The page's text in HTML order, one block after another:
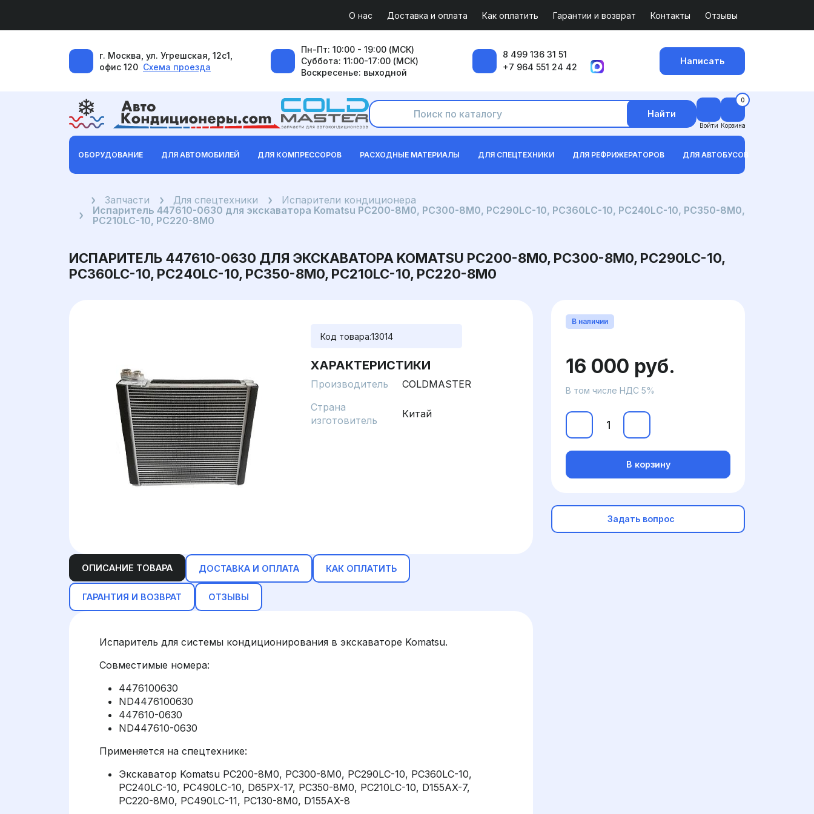
О нас Доставка и оплата Как оплатить Гарантии и возврат Контакты Отзывы
г. Москва, ул. Угрешская, 12с1,
офис 120 Схема проезда
Пн-Пт: 10:00 - 19:00 (МСК)
Суббота: 11:00-17:00 (МСК)
Воскресенье: выходной
8 499 136 31 51
+7 964 551 24 42
Написать
Найти
Войти
0
Корзина
ОБОРУДОВАНИЕ ДЛЯ АВТОМОБИЛЕЙ ДЛЯ КОМПРЕССОРОВ РАСХОДНЫЕ МАТЕРИАЛЫ ДЛЯ СПЕЦТЕХНИКИ ДЛЯ РЕФРИЖЕРАТОРОВ ДЛЯ АВТОБУСОВ
ГлавнаяЗапчасти Для спецтехники
Испарители кондиционера
Испаритель 447610-0630 для экскаватора Komatsu PC200-8M0, PC300-8M0, PC290LC-10, PC360LC-10, PC240LC-10, PC350-8M0,
PC210LC-10, PC220-8M0
ИСПАРИТЕЛЬ 447610-0630 ДЛЯ ЭКСКАВАТОРА KOMATSU PC200-8M0, PC300-8M0, PC290LC-10,
PC360LC-10, PC240LC-10, PC350-8M0, PC210LC-10, PC220-8M0
Код товара:13014
ХАРАКТЕРИСТИКИ
Производитель
COLDMASTER
Страна
изготовитель
Китай
ОПИСАНИЕ ТОВАРА ДОСТАВКА И ОПЛАТА КАК ОПЛАТИТЬ
ГАРАНТИЯ И ВОЗВРАТ ОТЗЫВЫ
Испаритель для системы кондиционирования в экскаваторе Komatsu.
Совместимые номера:
4476100630
ND4476100630
447610-0630
ND447610-0630
Применяется на спецтехнике:
Экскаватор Komatsu PC200-8M0, PC300-8M0, PC290LC-10, PC360LC-10,
PC240LC-10, PC490LC-10, D65PX-17, PC350-8M0, PC210LC-10, D155AX-7,
PC220-8M0, PC490LC-11, PC130-8M0, D155AX-8
В наличии
16 000 руб.
В том числе НДС 5%
В корзину
Задать вопрос